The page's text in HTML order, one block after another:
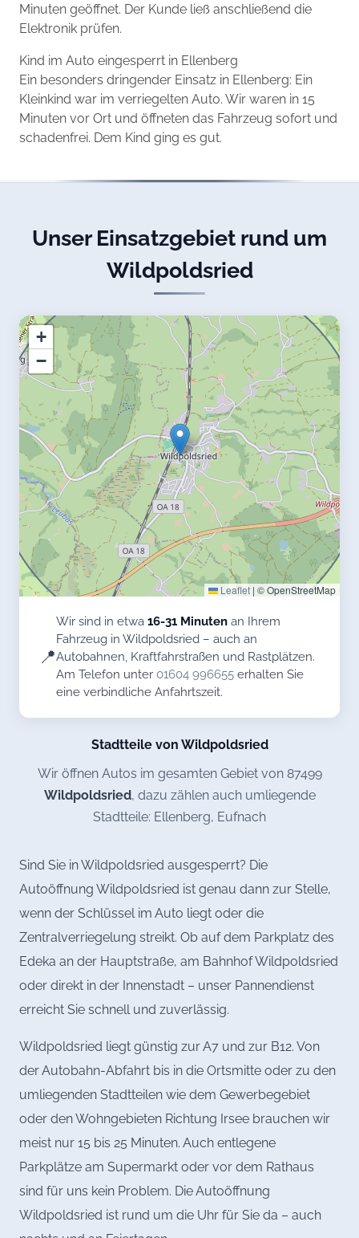
Minuten geöffnet. Der Kunde ließ anschließend die
Elektronik prüfen.
Kind im Auto eingesperrt in Ellenberg
Ein besonders dringender Einsatz in Ellenberg: Ein
Kleinkind war im verriegelten Auto. Wir waren in 15
Minuten vor Ort und öffneten das Fahrzeug sofort und
schadenfrei. Dem Kind ging es gut.
Unser Einsatzgebiet rund um
Wildpoldsried
+
−
Leaflet | © OpenStreetMap
📍
Wir sind in etwa 16-31 Minuten an Ihrem
Fahrzeug in Wildpoldsried – auch an
Autobahnen, Kraftfahrstraßen und Rastplätzen.
Am Telefon unter 01604 996655 erhalten Sie
eine verbindliche Anfahrtszeit.
Stadtteile von Wildpoldsried
Wir öffnen Autos im gesamten Gebiet von 87499
Wildpoldsried, dazu zählen auch umliegende
Stadtteile: Ellenberg, Eufnach
Sind Sie in Wildpoldsried ausgesperrt? Die
Autoöffnung Wildpoldsried ist genau dann zur Stelle,
wenn der Schlüssel im Auto liegt oder die
Zentralverriegelung streikt. Ob auf dem Parkplatz des
Edeka an der Hauptstraße, am Bahnhof Wildpoldsried
oder direkt in der Innenstadt – unser Pannendienst
erreicht Sie schnell und zuverlässig.
Wildpoldsried liegt günstig zur A7 und zur B12. Von
der Autobahn-Abfahrt bis in die Ortsmitte oder zu den
umliegenden Stadtteilen wie dem Gewerbegebiet
oder den Wohngebieten Richtung Irsee brauchen wir
meist nur 15 bis 25 Minuten. Auch entlegene
Parkplätze am Supermarkt oder vor dem Rathaus
sind für uns kein Problem. Die Autoöffnung
Wildpoldsried ist rund um die Uhr für Sie da – auch